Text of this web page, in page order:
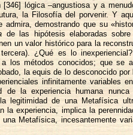
[346] lógica–angustiosa y a
la Filosofía del porvenir. Y
demostrando que su
de las hipótesis elaboradas
un valor histórico para la
¿Qué es lo
los métodos conocidos; que se
la equis de lo desconocido por
infinitamente variables
de la experiencia humana
legitimidad de una Metafísica
la experiencia, implica la
Metafísica, incesantemente